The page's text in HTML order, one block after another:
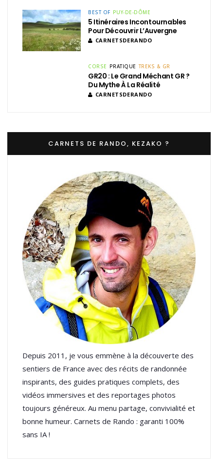
BEST OF PUY-DE-DÔME
5 Itinéraires Incontournables
Pour Découvrir L’Auvergne
CARNETSDERANDO
CORSE PRATIQUE TREKS & GR
GR20 : Le Grand Méchant GR ?
Du Mythe À La Réalité
CARNETSDERANDO
CARNETS DE RANDO, KEZAKO ?
Depuis 2011, je vous emmène à la découverte des
sentiers de France avec des récits de randonnée
inspirants, des guides pratiques complets, des
vidéos immersives et des reportages photos
toujours généreux. Au menu partage, convivialité et
bonne humeur. Carnets de Rando : garanti 100%
sans IA !